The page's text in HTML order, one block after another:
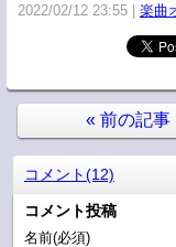
2022/02/12 23:55 楽曲
« 前の記事
コメント(12)
コメント投稿
名前(必須)